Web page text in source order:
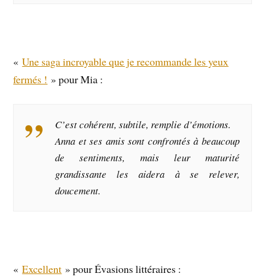
«Une saga incroyable que je recommande les yeux
fermés ! » pour Mia :
C’est cohérent, subtile, remplie d’émotions.
Anna et ses amis sont confrontés à beaucoup
de sentiments, mais leur maturité
grandissante les aidera à se relever,
doucement.
«Excellent » pour Évasions littéraires :